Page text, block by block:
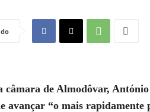
câmara de Almodôvar,
avançar “o mais rapidamente